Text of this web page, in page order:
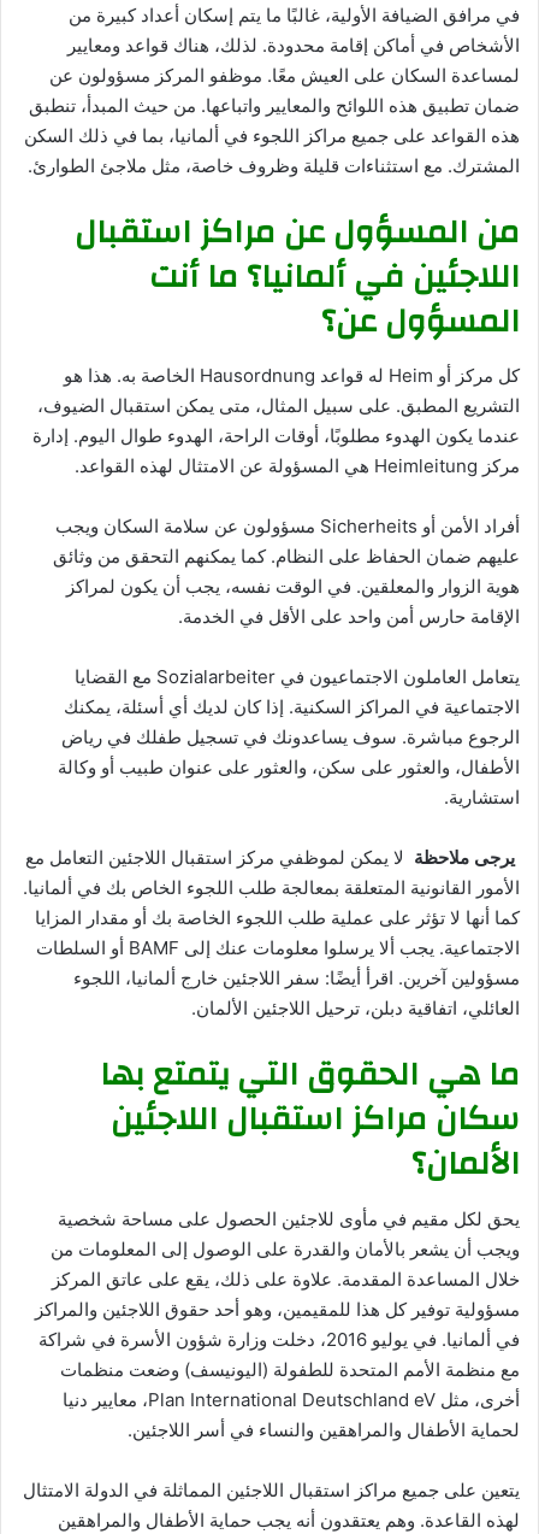
في مرافق الضيافة الأولية، غالبًا ما يتم إسكان أعداد كبيرة من
الأشخاص في أماكن إقامة محدودة. لذلك، هناك قواعد ومعايير
لمساعدة السكان على العيش معًا. موظفو المركز مسؤولون عن
ضمان تطبيق هذه اللوائح والمعايير واتباعها. من حيث المبدأ، تنطبق
هذه القواعد على جميع مراكز اللجوء في ألمانيا، بما في ذلك السكن
المشترك. مع استثناءات قليلة وظروف خاصة، مثل ملاجئ الطوارئ.
من المسؤول عن مراكز استقبال
اللاجئين في ألمانيا؟ ما أنت
المسؤول عن؟
كل مركز أو Heim له قواعد Hausordnung الخاصة به. هذا هو
التشريع المطبق. على سبيل المثال، متى يمكن استقبال الضيوف،
عندما يكون الهدوء مطلوبًا، أوقات الراحة، الهدوء طوال اليوم. إدارة
مركز Heimleitung هي المسؤولة عن الامتثال لهذه القواعد.
أفراد الأمن أو Sicherheits مسؤولون عن سلامة السكان ويجب
عليهم ضمان الحفاظ على النظام. كما يمكنهم التحقق من وثائق
هوية الزوار والمعلقين. في الوقت نفسه، يجب أن يكون لمراكز
الإقامة حارس أمن واحد على الأقل في الخدمة.
يتعامل العاملون الاجتماعيون في Sozialarbeiter مع القضايا
الاجتماعية في المراكز السكنية. إذا كان لديك أي أسئلة، يمكنك
الرجوع مباشرة. سوف يساعدونك في تسجيل طفلك في رياض
الأطفال، والعثور على سكن، والعثور على عنوان طبيب أو وكالة
استشارية.
يرجى ملاحظة لا يمكن لموظفي مركز استقبال اللاجئين التعامل مع
الأمور القانونية المتعلقة بمعالجة طلب اللجوء الخاص بك في ألمانيا.
كما أنها لا تؤثر على عملية طلب اللجوء الخاصة بك أو مقدار المزايا
الاجتماعية. يجب ألا يرسلوا معلومات عنك إلى BAMF أو السلطات
مسؤولين آخرين. اقرأ أيضًا: سفر اللاجئين خارج ألمانيا، اللجوء
العائلي، اتفاقية دبلن، ترحيل اللاجئين الألمان.
ما هي الحقوق التي يتمتع بها
سكان مراكز استقبال اللاجئين
الألمان؟
يحق لكل مقيم في مأوى للاجئين الحصول على مساحة شخصية
ويجب أن يشعر بالأمان والقدرة على الوصول إلى المعلومات من
خلال المساعدة المقدمة. علاوة على ذلك، يقع على عاتق المركز
مسؤولية توفير كل هذا للمقيمين، وهو أحد حقوق اللاجئين والمراكز
في ألمانيا. في يوليو 2016، دخلت وزارة شؤون الأسرة في شراكة
مع منظمة الأمم المتحدة للطفولة (اليونيسف) وضعت منظمات
أخرى، مثل Plan International Deutschland eV، معايير دنيا
لحماية الأطفال والمراهقين والنساء في أسر اللاجئين.
يتعين على جميع مراكز استقبال اللاجئين المماثلة في الدولة الامتثال
لهذه القاعدة. وهم يعتقدون أنه يجب حماية الأطفال والمراهقين